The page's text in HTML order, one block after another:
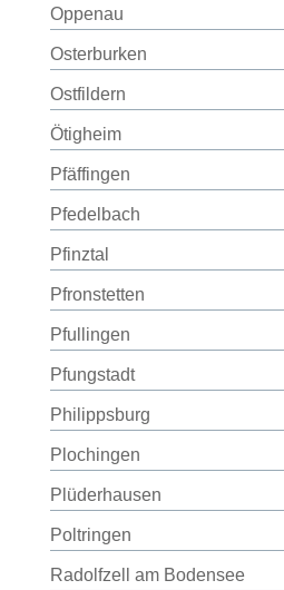
Oppenau
Osterburken
Ostfildern
Ötigheim
Pfäffingen
Pfedelbach
Pfinztal
Pfronstetten
Pfullingen
Pfungstadt
Philippsburg
Plochingen
Plüderhausen
Poltringen
Radolfzell am Bodensee